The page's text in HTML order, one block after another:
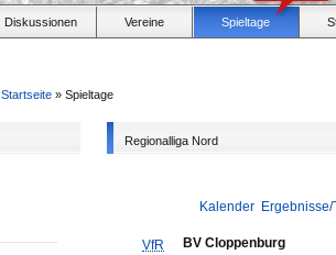
Diskussionen Vereine Spieltage
Startseite » Spieltage
Regionalliga Nord
Kalender
VfR
BV Cloppenburg